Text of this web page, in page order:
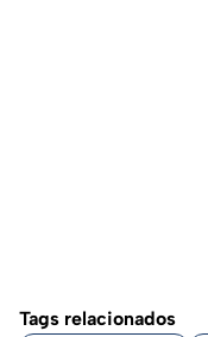
Tags relacionados